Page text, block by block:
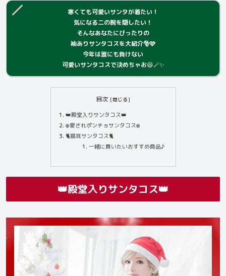
寒くても可愛いサンタが着たい！
気になる二の腕を隠したい！
そんなあなたにぴったりの
袖ありサンタコスを大紹介🎅🩷
今年は誰にも負けない
可愛いサンタコスで決めちゃお😆🪄✨
目次
👑殿堂入りサンタコス👑
❄️愛されポンチョサンタコス❄️
🐈猫耳サンタコス🐈
一緒に買いたいおすすめ商品♪
👑殿堂入りサンタコス👑